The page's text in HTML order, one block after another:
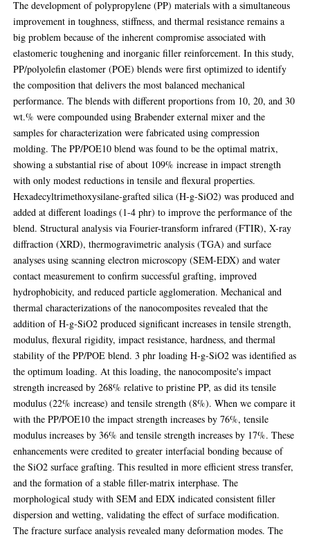
The development of polypropylene (PP) materials with a simultaneous
improvement in toughness, stiffness, and thermal resistance remains a
big problem because of the inherent compromise associated with
elastomeric toughening and inorganic filler reinforcement. In this study,
PP/polyolefin elastomer (POE) blends were first optimized to identify
the composition that delivers the most balanced mechanical
performance. The blends with different proportions from 10, 20, and 30
wt.% were compounded using Brabender external mixer and the
samples for characterization were fabricated using compression
molding. The PP/POE10 blend was found to be the optimal matrix,
showing a substantial rise of about 109% increase in impact strength
with only modest reductions in tensile and flexural properties.
Hexadecyltrimethoxysilane-grafted silica (H-g-SiO2) was produced and
added at different loadings (1-4 phr) to improve the performance of the
blend. Structural analysis via Fourier-transform infrared (FTIR), X-ray
diffraction (XRD), thermogravimetric analysis (TGA) and surface
analyses using scanning electron microscopy (SEM-EDX) and water
contact measurement to confirm successful grafting, improved
hydrophobicity, and reduced particle agglomeration. Mechanical and
thermal characterizations of the nanocomposites revealed that the
addition of H-g-SiO2 produced significant increases in tensile strength,
modulus, flexural rigidity, impact resistance, hardness, and thermal
stability of the PP/POE blend. 3 phr loading H-g-SiO2 was identified as
the optimum loading. At this loading, the nanocomposite's impact
strength increased by 268% relative to pristine PP, as did its tensile
modulus (22% increase) and tensile strength (8%). When we compare it
with the PP/POE10 the impact strength increases by 76%, tensile
modulus increases by 36% and tensile strength increases by 17%. These
enhancements were credited to greater interfacial bonding because of
the SiO2 surface grafting. This resulted in more efficient stress transfer,
and the formation of a stable filler-matrix interphase. The
morphological study with SEM and EDX indicated consistent filler
dispersion and wetting, validating the effect of surface modification.
The fracture surface analysis revealed many deformation modes. The